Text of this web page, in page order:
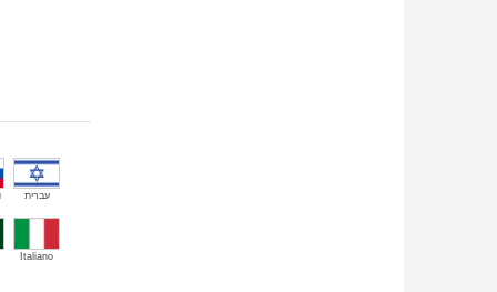
עברית
Italiano